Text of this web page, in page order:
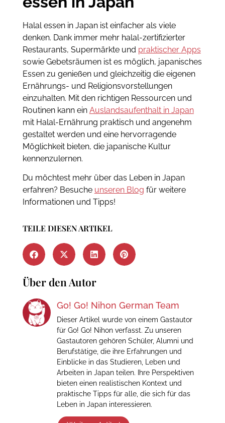
Halal essen in Japan ist einfacher als viele
denken. Dank immer mehr halal-zertifizierter
Restaurants, Supermärkte und praktischer Apps
sowie Gebetsräumen ist es möglich, japanisches
Essen zu genießen und gleichzeitig die eigenen
Ernährungs- und Religionsvorstellungen
einzuhalten. Mit den richtigen Ressourcen und
Routinen kann ein Auslandsaufenthalt in Japan
mit Halal-Ernährung praktisch und angenehm
gestaltet werden und eine hervorragende
Möglichkeit bieten, die japanische Kultur
kennenzulernen.
Du möchtest mehr über das Leben in Japan
erfahren? Besuche unseren Blog für weitere
Informationen und Tipps!
TEILE DIESEN ARTIKEL
Über den Autor
Go! Go! Nihon German Team
Dieser Artikel wurde von einem Gastautor
für Go! Go! Nihon verfasst. Zu unseren
Gastautoren gehören Schüler, Alumni und
Berufstätige, die ihre Erfahrungen und
Einblicke in das Studieren, Leben und
Arbeiten in Japan teilen. Ihre Perspektiven
bieten einen realistischen Kontext und
praktische Tipps für alle, die sich für das
Leben in Japan interessieren.